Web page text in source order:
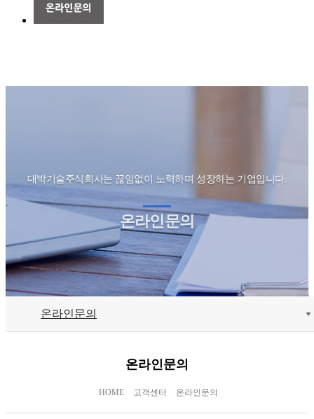
대박기술주식회사는 끊임없이 노력하며 성장하는 기업입니다.
온라인문의
온라인문의
온라인문의
HOME 고객센터 온라인문의